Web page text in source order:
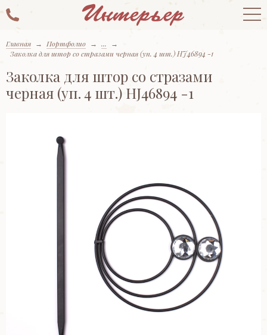
Главная → Портфолио → ...
→
Заколка для штор со стразами черная (уп. 4 шт.) HJ46894 -1
Заколка для штор со стразами
черная (уп. 4 шт.) HJ46894 -1